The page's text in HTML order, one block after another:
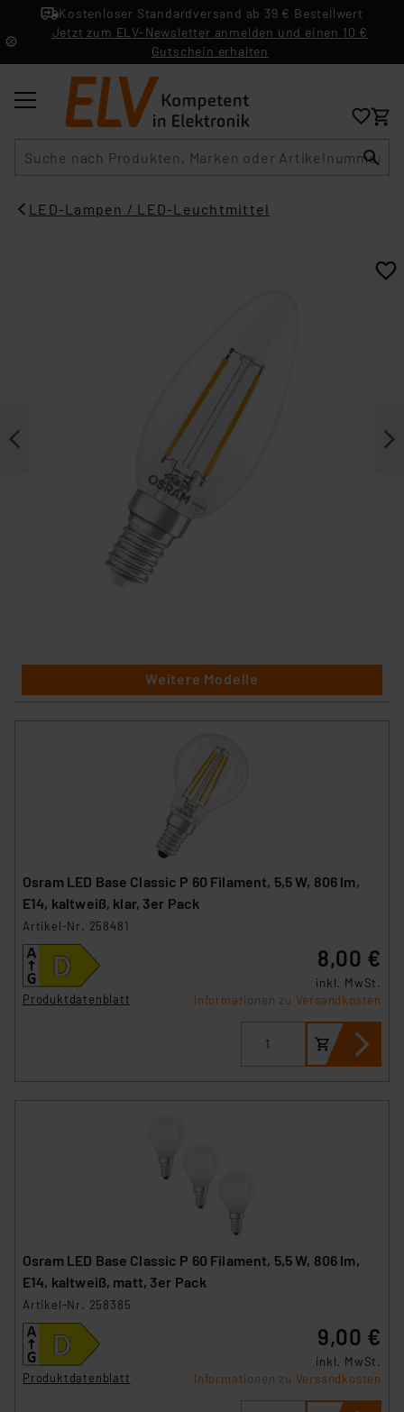
Kostenloser Standardversand ab 39 € Bestellwert
Jetzt zum ELV-Newsletter anmelden und einen 10 €
Gutschein erhalten
LED-Lampen / LED-Leuchtmittel
Weitere Modelle
Osram LED Base Classic P 60 Filament, 5,5 W, 806 lm,
E14, kaltweiß, klar, 3er Pack
Artikel-Nr. 258481
Produktdatenblatt
8,00 €
inkl. MwSt.
Informationen zu Versandkosten
Osram LED Base Classic P 60 Filament, 5,5 W, 806 lm,
E14, kaltweiß, matt, 3er Pack
Artikel-Nr. 258385
Produktdatenblatt
9,00 €
inkl. MwSt.
Informationen zu Versandkosten